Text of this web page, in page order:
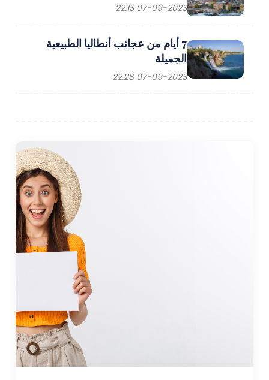
07-09-2023 22:13
7 أيام من عجائب أنطاليا الطبيعية
الجميلة
07-09-2023 22:28